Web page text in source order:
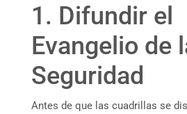
1. Difundir el
Evangelio de
Seguridad
Antes de que las cuadrillas se